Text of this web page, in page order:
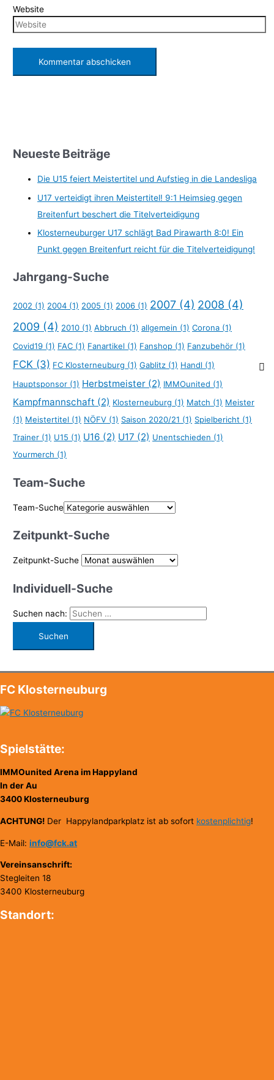
Website
Neueste Beiträge
Die U15 feiert Meistertitel und Aufstieg in die Landesliga
U17 verteidigt ihren Meistertitel! 9:1 Heimsieg gegen
Breitenfurt beschert die Titelverteidigung
Klosterneuburger U17 schlägt Bad Pirawarth 8:0! Ein
Punkt gegen Breitenfurt reicht für die Titelverteidigung!
Jahrgang-Suche
2002 (1) 2004 (1) 2005 (1) 2006 (1) 2007 (4) 2008 (4)
2009 (4) 2010 (1) Abbruch (1) allgemein (1) Corona (1)
Covid19 (1) FAC (1) Fanartikel (1) Fanshop (1) Fanzubehör (1)
FCK (3) FC Klosterneuburg (1) Gablitz (1) Handl (1)
Hauptsponsor (1) Herbstmeister (2) IMMOunited (1)
Kampfmannschaft (2) Klosterneuburg (1) Match (1) Meister
(1) Meistertitel (1) NÖFV (1) Saison 2020/21 (1) Spielbericht (1)
Trainer (1) U15 (1) U16 (2) U17 (2) Unentschieden (1)
Yourmerch (1)
Team-Suche
Team-Suche
Zeitpunkt-Suche
Zeitpunkt-Suche
Individuell-Suche
Suchen nach:
FC Klosterneuburg
Spielstätte:
IMMOunited Arena im Happyland
In der Au
3400 Klosterneuburg
ACHTUNG! Der Happylandparkplatz ist ab sofort kostenplichtig!
E-Mail: info@fck.at
Vereinsanschrift:
Stegleiten 18
3400 Klosterneuburg
Standort: